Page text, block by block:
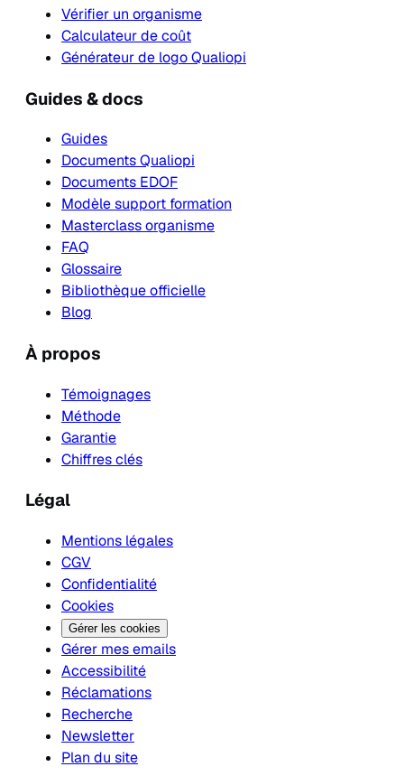
Vérifier un organisme
Calculateur de coût
Générateur de logo Qualiopi
Guides & docs
Guides
Documents Qualiopi
Documents EDOF
Modèle support formation
Masterclass organisme
FAQ
Glossaire
Bibliothèque officielle
Blog
À propos
Témoignages
Méthode
Garantie
Chiffres clés
Légal
Mentions légales
CGV
Confidentialité
Cookies
Gérer les cookies
Gérer mes emails
Accessibilité
Réclamations
Recherche
Newsletter
Plan du site